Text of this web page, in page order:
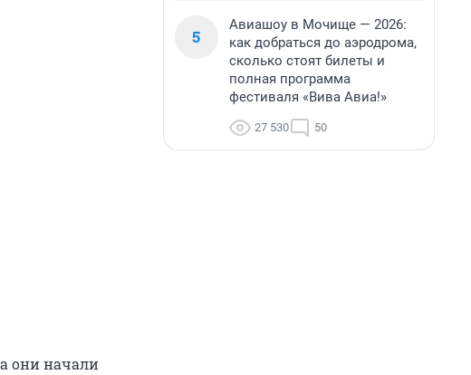
они начали
5
Авиашоу в Мочище — 2026:
как добраться до аэродрома,
сколько стоят билеты и
полная программа
фестиваля «Вива Авиа!»
27 530 50